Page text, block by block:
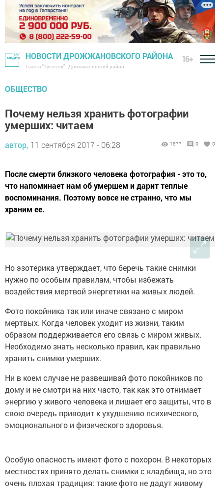
НОВОСТИ ДРОЖЖАНОВСКОГО РАЙОНА
Газета "Туган як" - Дрожжановский район
16+
ОБЩЕСТВО
Почему нельзя хранить фотографии
умерших: читаем
автор, 11 сентября 2017 - 06:28 1877 0 0
После смерти близкого человека фотография - это то,
что напоминает нам об умершем и дарит теплые
воспоминания. Поэтому вовсе не странно, что мы
храним ее.
Но эзотерика утверждает, что беречь такие снимки
нужно по особым правилам, чтобы избежать
воздействия мертвой энергетики на живых людей.
Фото покойника так или иначе связано с миром
мертвых. Когда человек уходит из жизни, таким
образом поддерживается его связь с миром живых.
Необходимо знать несколько правил, как правильно
хранить снимки умерших.
Ни в коем случае не развешивай фото покойников по
дому и не смотри на них часто, так как это отнимает
энергию у живого человека и лишает его защиты, что в
свою очередь приводит к ухудшению психического,
эмоционального и физического здоровья.
Особую опасность имеют фото с похорон. В некоторых
местностях принято делать снимки с кладбища, но это
очень плохая традиция: такие фото не дадут живому